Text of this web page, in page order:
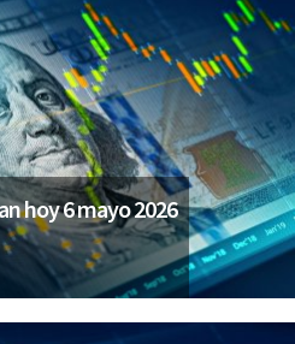
hoy 6 mayo 2026